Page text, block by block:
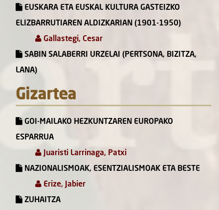
EUSKARA ETA EUSKAL KULTURA GASTEIZKO
ELIZBARRUTIAREN ALDIZKARIAN (1901-1950)
Gallastegi, Cesar
SABIN SALABERRI URZELAI (PERTSONA, BIZITZA,
LANA)
Gizartea
GOI-MAILAKO HEZKUNTZAREN EUROPAKO
ESPARRUA
Juaristi Larrinaga, Patxi
NAZIONALISMOAK, ESENTZIALISMOAK ETA BESTE
Erize, Jabier
ZUHAITZA